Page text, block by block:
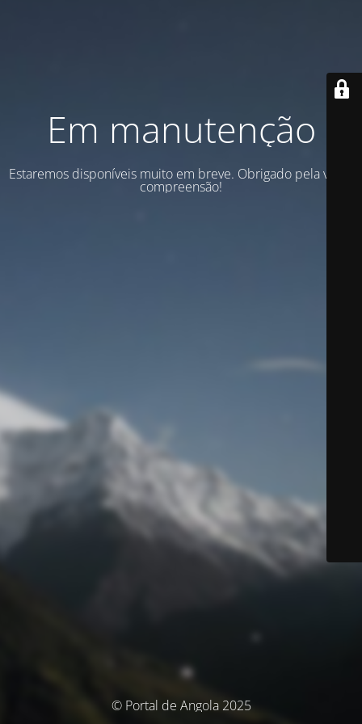
Em manutenção
Estaremos disponíveis muito em breve. Obrigado pela vossa
compreensão!
© Portal de Angola 2025